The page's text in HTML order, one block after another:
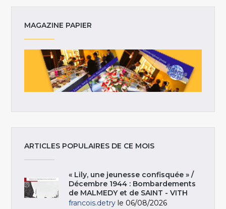
MAGAZINE PAPIER
ARTICLES POPULAIRES DE CE MOIS
« Lily, une jeunesse confisquée » /
Décembre 1944 : Bombardements
de MALMEDY et de SAINT - VITH
francois.detry le 06/08/2026